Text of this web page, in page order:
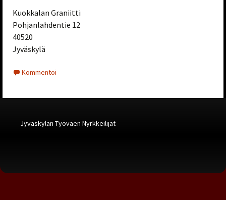
Kuokkalan Graniitti
Pohjanlahdentie 12
40520
Jyväskylä
Kommentoi
Jyväskylän Työväen Nyrkkeilijät